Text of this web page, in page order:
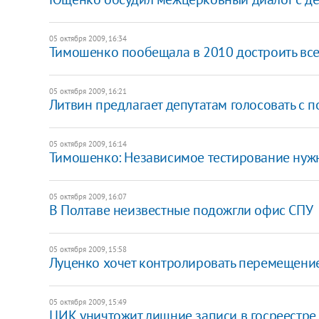
05 октября 2009, 16:34
Тимошенко пообещала в 2010 достроить
05 октября 2009, 16:21
Литвин предлагает депутатам голосовать
05 октября 2009, 16:14
Тимошенко: Независимое тестирование
05 октября 2009, 16:07
В Полтаве неизвестные подожгли офис СПУ
05 октября 2009, 15:58
Луценко хочет контролировать
05 октября 2009, 15:49
ЦИК уничтожит лишние записи в